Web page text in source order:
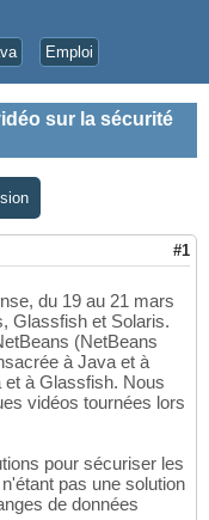
Emploi
sur la sécurité
#1
du 19 au 21 mars
Glassfish et Solaris.
(NetBeans
à Java et à
à Glassfish. Nous
vidéos tournées lors
pour sécuriser les
pas une solution
de données